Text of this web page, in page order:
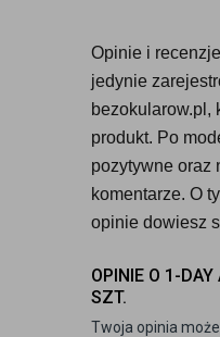
Opinie i
jedynie
bezokularow.pl,
produkt. Po
pozytywne oraz
komentarze. O
opinie dowiesz
OPINIE O 1-
SZT.
Twoja opinia